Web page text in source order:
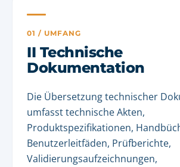
01 / UMFANG
II Technische
Dokumentation
Die Übersetzung technischer
umfasst technische Akten,
Produktspezifikationen,
Benutzerleitfäden, Prüfberichte,
Validierungsaufzeichnungen,